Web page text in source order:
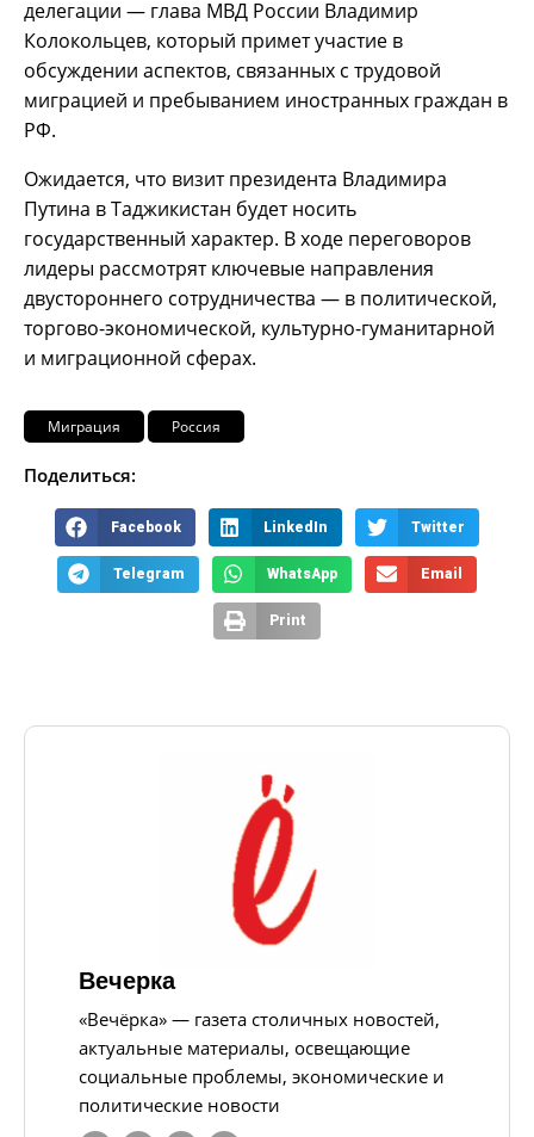
делегации — глава МВД России Владимир
Колокольцев, который примет участие в
обсуждении аспектов, связанных с трудовой
миграцией и пребыванием иностранных граждан в
РФ.
Ожидается, что визит президента Владимира
Путина в Таджикистан будет носить
государственный характер. В ходе переговоров
лидеры рассмотрят ключевые направления
двустороннего сотрудничества — в политической,
торгово-экономической, культурно-гуманитарной
и миграционной сферах.
Миграция Россия
Поделиться:
Facebook LinkedIn Twitter
Telegram WhatsApp Email
Print
Вечерка
«Вечёрка» — газета столичных новостей,
актуальные материалы, освещающие
социальные проблемы, экономические и
политические новости